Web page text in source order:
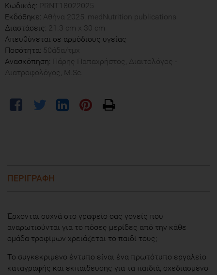
Κωδικός: PRNT18022025
Εκδόθηκε: Αθήνα 2025, medNutrition publications
Διαστάσεις: 21.3 cm x 30 cm
Απευθύνεται σε αρμόδιους υγείας
Ποσότητα: 50άδα/τμχ
Ανασκόπηση: Πάρης Παπαχρήστος, Διαιτολόγος -
Διατροφολόγος, M.Sc.
ΠΕΡΙΓΡΑΦΗ
Έρχονται συχνά στο γραφείο σας γονείς που
αναρωτιούνται για το πόσες μερίδες από την κάθε
ομάδα τροφίμων χρειάζεται το παιδί τους;
Το συγκεκριμένο έντυπο είναι ένα πρωτότυπο εργαλείο
καταγραφής και εκπαίδευσης για τα παιδιά, σχεδιασμένο